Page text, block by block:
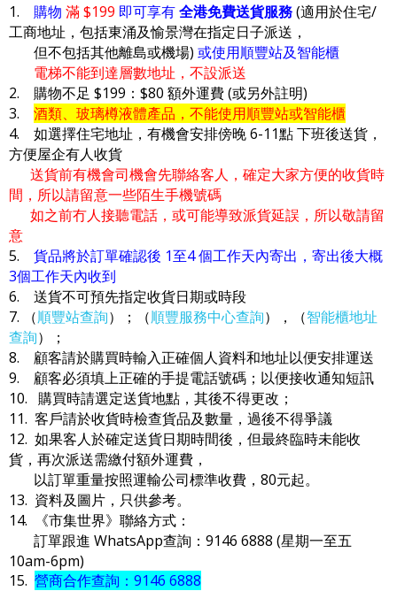
1. 購物 滿 $199 即可享有全港免費送貨服務(適用於住宅/
工商地址，包括東涌及愉景灣在指定日子派送，
但不包括其他離島或機場) 或使用順豐站及智能櫃
電梯不能到達層數地址，不設派送
2. 購物不足 $199：$80 額外運費 (或另外註明)
3. 酒類、玻璃樽液體產品，不能使用順豐站或智能櫃
4. 如選擇住宅地址，有機會安排傍晚 6-11點 下班後送貨，
方便屋企有人收貨
送貨前有機會司機會先聯絡客人，確定大家方便的收貨時
間，所以請留意一些陌生手機號碼
如之前冇人接聽電話，或可能導致派貨延誤，所以敬請留
意
5. 貨品將於訂單確認後 1至4 個工作天內寄出，寄出後大概
3個工作天內收到
6. 送貨不可預先指定收貨日期或時段
7. （順豐站查詢）；（順豐服務中心查詢），（智能櫃地址
查詢）；
8. 顧客請於購買時輸入正確個人資料和地址以便安排運送
9. 顧客必須填上正確的手提電話號碼；以便接收通知短訊
10. 購買時請選定送貨地點，其後不得更改；
11. 客戶請於收貨時檢查貨品及數量，過後不得爭議
12. 如果客人於確定送貨日期時間後，但最終臨時未能收
貨，再次派送需繳付額外運費，
以訂單重量按照運輸公司標準收費，80元起。
13. 資料及圖片，只供參考。
14. 《市集世界》聯絡方式：
訂單跟進 WhatsApp查詢：9146 6888 (星期一至五
10am-6pm)
15. 營商合作查詢：9146 6888